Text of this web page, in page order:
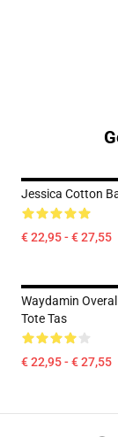
Jessica Cotton
€ 22,95 - € 27,55
Waydamin
Tote Tas
€ 22,95 - € 27,55